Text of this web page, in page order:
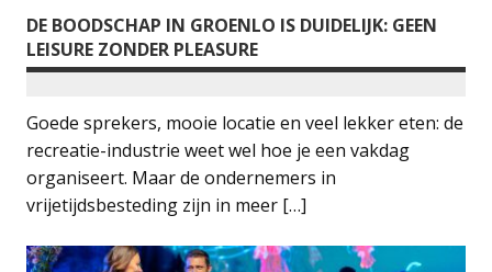
DE BOODSCHAP IN GROENLO IS DUIDELIJK: GEEN
LEISURE ZONDER PLEASURE
Goede sprekers, mooie locatie en veel lekker eten: de
recreatie-industrie weet wel hoe je een vakdag
organiseert. Maar de ondernemers in
vrijetijdsbesteding zijn in meer […]